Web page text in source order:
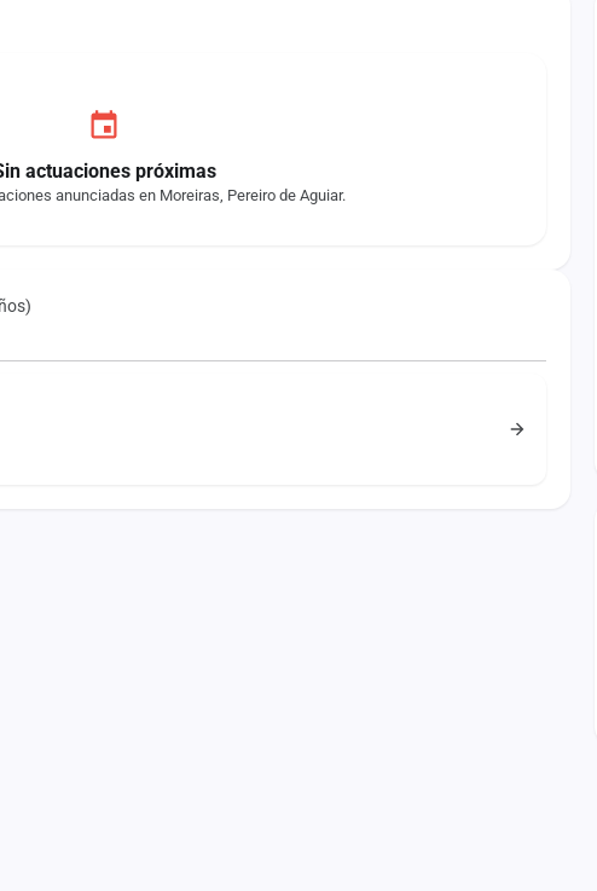
actuaciones próximas
anunciadas en Moreiras, Pereiro de Aguiar.